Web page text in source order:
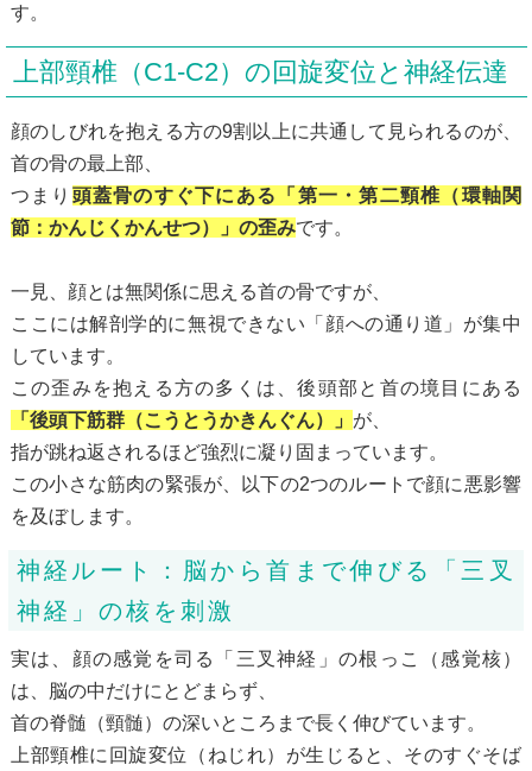
す。
上部頸椎（C1-C2）の回旋変位と神経伝達
顔のしびれを抱える方の9割以上に共通して見られるのが、
首の骨の最上部、
つまり 頭蓋骨のすぐ下にある「第一・第二頸椎（環軸関
節：かんじくかんせつ）」の歪みです。
一見、顔とは無関係に思える首の骨ですが、
ここには解剖学的に無視できない「顔への通り道」が集中
しています。
この歪みを抱える方の多くは、後頭部と首の境目にある
「後頭下筋群（こうとうかきんぐん）」 が、
指が跳ね返されるほど強烈に凝り固まっています。
この小さな筋肉の緊張が、以下の2つのルートで顔に悪影響
を及ぼします。
神経ルート：脳から首まで伸びる「三叉
神経」の核を刺激
実は、顔の感覚を司る「三叉神経」の根っこ（感覚核）
は、脳の中だけにとどまらず、
首の脊髄（頸髄）の深いところまで長く伸びています。
上部頸椎に回旋変位（ねじれ）が生じると、そのすぐそば